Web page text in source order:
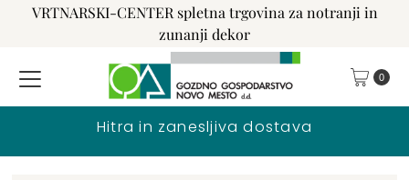
Preskoči na vsebino
VRTNARSKI-CENTER spletna trgovina za notranji in
zunanji dekor
0
Hitra in zanesljiva dostava